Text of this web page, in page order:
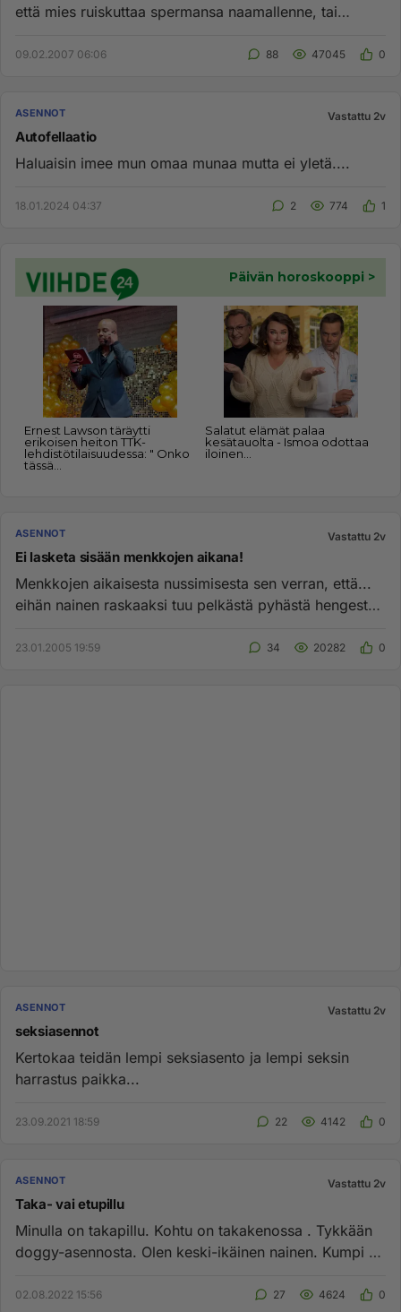
että mies ruiskuttaa spermansa naamallenne, tai
09.02.2007 06:06 88 47045 0
ASENNOT Vastattu 2v
Autofellaatio
Haluaisin imee mun omaa munaa mutta ei yletä....
18.01.2024 04:37 2 774 1
ASENNOT Vastattu 2v
Ei lasketa sisään menkkojen aikana!
Menkkojen aikaisesta nussimisesta sen verran, että...
eihän nainen raskaaksi tuu pelkästä pyhästä hengestä
23.01.2005 19:59 34 20282 0
ASENNOT Vastattu 2v
seksiasennot
Kertokaa teidän lempi seksiasento ja lempi seksin
harrastus paikka...
23.09.2021 18:59 22 4142 0
ASENNOT Vastattu 2v
Taka- vai etupillu
Minulla on takapillu. Kohtu on takakenossa . Tykkään
doggy-asennosta. Olen keski-ikäinen nainen. Kumpi on
02.08.2022 15:56 27 4624 0